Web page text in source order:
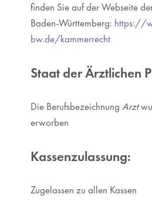
finden Sie auf der Webseite
Baden-Württemberg: https://
bw.de/kammerrecht
Staat der Ärztlichen
Die BerufsbezeichnungArzt
erworben
Kassenzulassung:
Zugelassen zu allen Kassen